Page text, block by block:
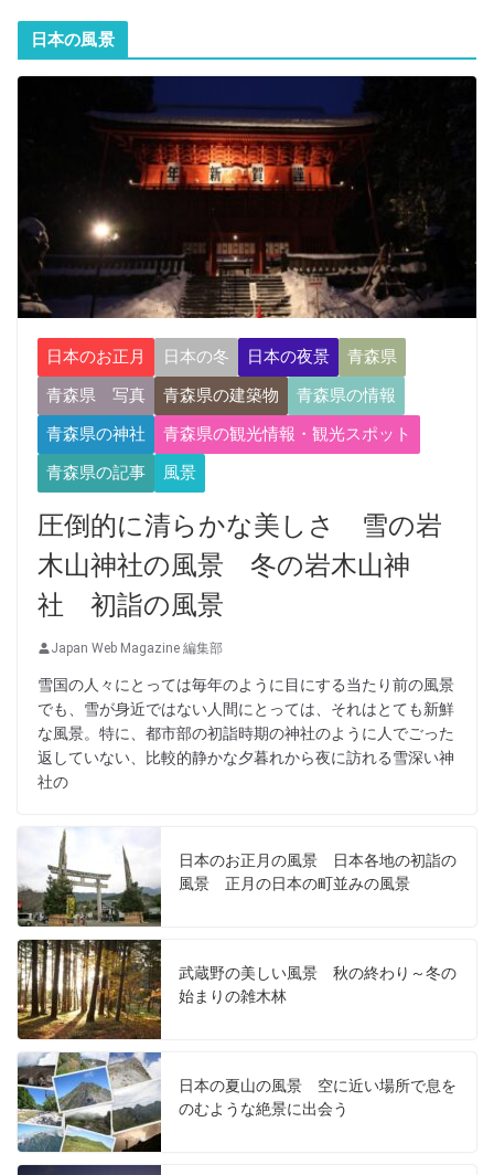
日本の風景
日本のお正月 日本の冬 日本の夜景
青森県
青森県 写真
青森県の建築物
青森県の情報
青森県の神社
青森県の観光情報・観光スポット
青森県の記事
風景
圧倒的に清らかな美しさ 雪の岩
木山神社の風景 冬の岩木山神
社 初詣の風景
Japan Web Magazine 編集部
雪国の人々にとっては毎年のように目にする当たり前の風景
でも、雪が身近ではない人間にとっては、それはとても新鮮
な風景。特に、都市部の初詣時期の神社のように人でごった
返していない、比較的静かな夕暮れから夜に訪れる雪深い神
社の
日本のお正月の風景 日本各地の初詣の
風景 正月の日本の町並みの風景
武蔵野の美しい風景 秋の終わり～冬の
始まりの雑木林
日本の夏山の風景 空に近い場所で息を
のむような絶景に出会う